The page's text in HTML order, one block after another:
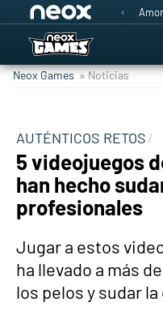
Neox Games » Noticias
AUTÉNTICOS RETOS
5 videojuegos
han hecho
profesionales
Jugar a estos
ha llevado a más
los pelos y sudar la